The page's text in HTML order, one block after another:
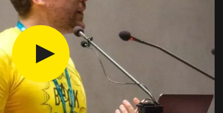
Voir la vidéo : Générer une version